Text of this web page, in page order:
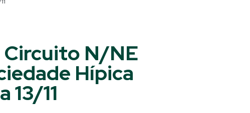
Circuito N/NE
Hípica
13/11